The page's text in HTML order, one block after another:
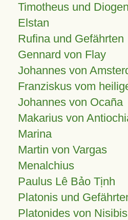
Timotheus und
Elstan
Rufina und Gefährten
Gennard von Flay
Johannes von
Franziskus vom
Johannes von Ocaña
Makarius von
Marina
Martin von Vargas
Menalchius
Paulus Lê Bảo Tịnh
Platonis und
Platonides von Nisibis